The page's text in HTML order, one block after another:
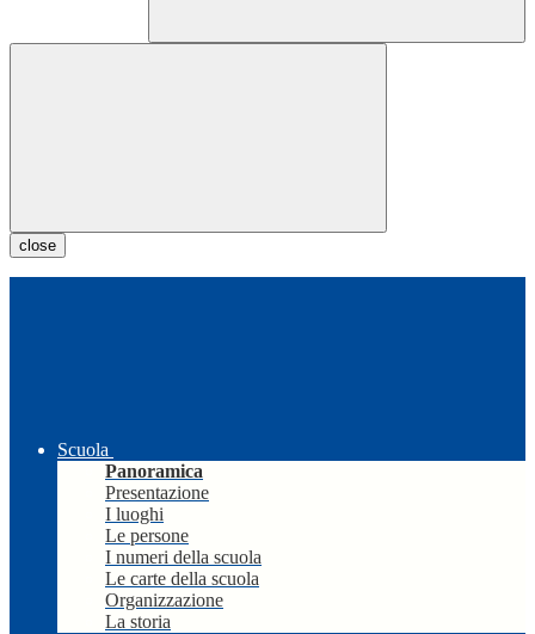
close
Scuola
Panoramica
Presentazione
I luoghi
Le persone
I numeri della scuola
Le carte della scuola
Organizzazione
La storia